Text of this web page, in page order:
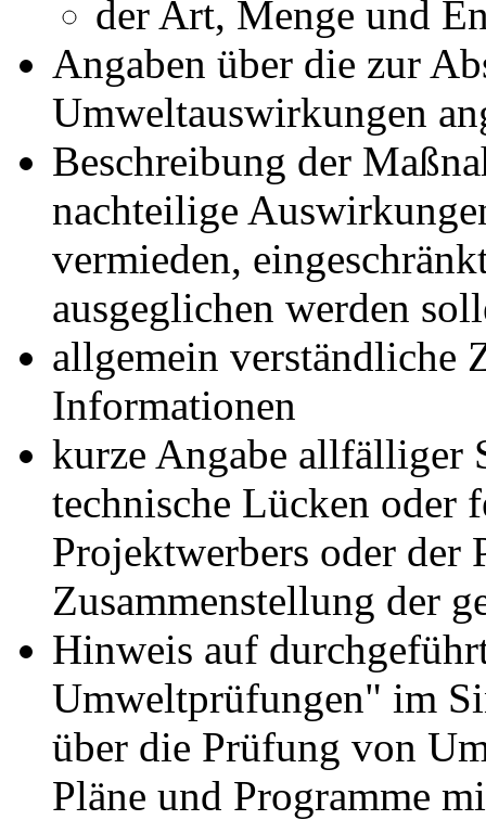
der Art, Menge und
Angaben über die zur
Umweltauswirkungen
Beschreibung der
nachteilige
vermieden,
ausgeglichen werden
allgemein verständliche
Informationen
kurze Angabe allfälliger
technische Lücken oder
Projektwerbers oder der
Zusammenstellung der
Hinweis auf
Umweltprüfungen" im
über die Prüfung von
Pläne und Programme